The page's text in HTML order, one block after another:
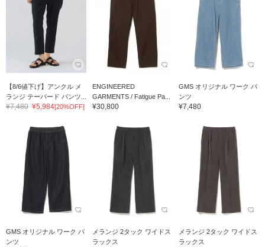
【8/6値下げ】アンクル メ
ランジ テーパード パンツ...
¥7,480 ¥5,984[20%OFF]
ENGINEERED
GARMENTS / Fatigue Pa...
¥30,800
GMS オリジナル ワーク パ
ンツ
¥7,480
GMS オリジナル ワーク パ
ンツ
メランジ 2タック ワイドス
ラックス
メランジ 2タック ワイドス
ラックス